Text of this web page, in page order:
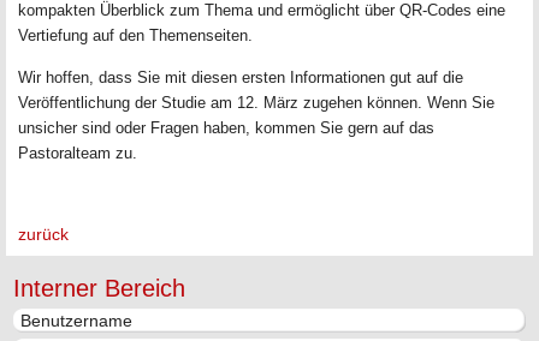
kompakten Überblick zum Thema und ermöglicht über QR-Codes eine
Vertiefung auf den Themenseiten.
Wir hoffen, dass Sie mit diesen ersten Informationen gut auf die
Veröffentlichung der Studie am 12. März zugehen können. Wenn Sie
unsicher sind oder Fragen haben, kommen Sie gern auf das
Pastoralteam zu.
zurück
Interner Bereich